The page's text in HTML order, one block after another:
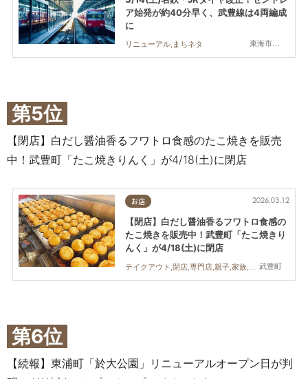
東海市,大府市,知多市,東浦町,阿久比町,半田市,常滑市,武豊町,美浜町,南知多町
ア始発が約40分早く、武豊線は4両編成
に
リニューアル,まちネタ
第5位
【閉店】白だし醤油香るフワトロ食感のたこ焼きを販売
中！武豊町「たこ焼きりんく」が4/18(土)に閉店
お店
武豊町
2026.03.12
【閉店】白だし醤油香るフワトロ食感の
たこ焼きを販売中！武豊町「たこ焼きり
んく」が4/18(土)に閉店
テイクアウト,閉店,専門店,親子,家族,おひとりさま
第6位
【続報】東浦町「於大公園」リニューアルオープン日が判